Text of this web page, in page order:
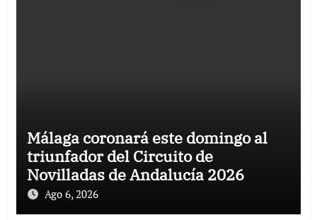
Málaga coronará este domingo al
triunfador del Circuito de
Novilladas de Andalucía 2026
Ago 6, 2026